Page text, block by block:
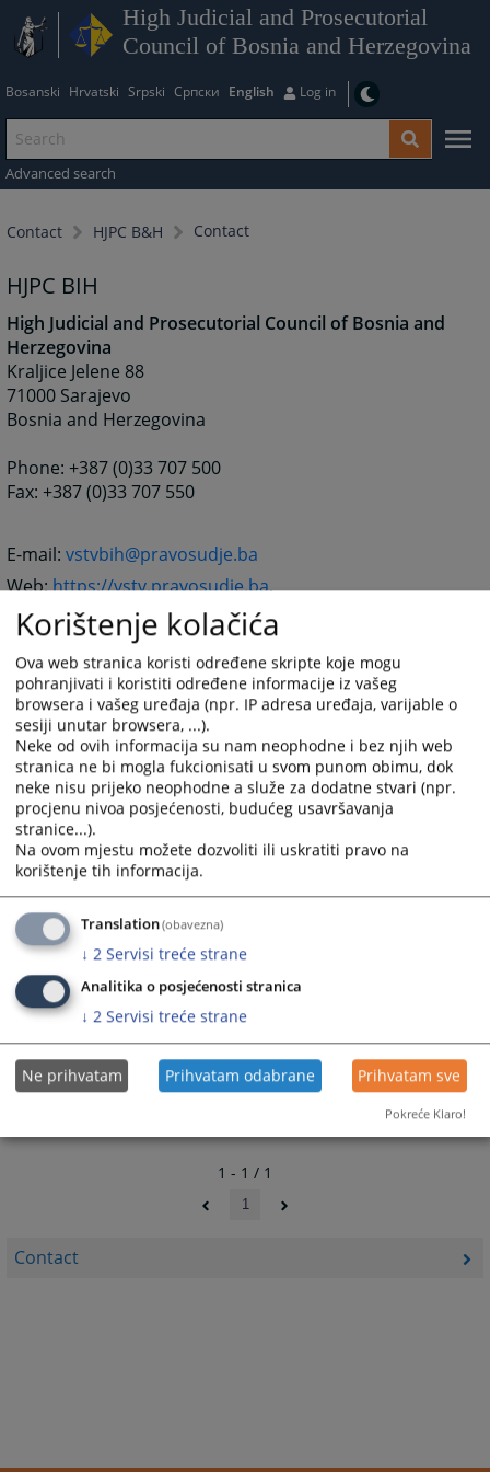
High Judicial and Prosecutorial
Council of Bosnia and Herzegovina
Bosanski Hrvatski Srpski Српски English Log in
Advanced search
Contact HJPC B&H Contact
Contact
HJPC BIH
High Judicial and Prosecutorial Council of Bosnia and
Herzegovina
Kraljice Jelene 88
71000 Sarajevo
Bosnia and Herzegovina
Phone: +387 (0)33 707 500
Fax: +387 (0)33 707 550
E-mail:vstvbih@pravosudje.ba
Web:https://vstv.pravosudje.ba,
https://vsts.pravosudje.ba
,https://hjpc.pravosudje.ba
Office of the Disciplinary Counsel– Contact phone
complainants: +387 (0)33 707 543 – available on
working days from 10:00 to 12:00.
Contact phone for inquiriesregarding the public
vacancy procedure for judicial office holders: +387
(0)33 707 510 or +387 (0)33 704 657
Contact phone for inquiriesregarding ethics and
integrity: +387 (0)33 704 607 or +387 (0)33 704 608
743 VIEWS
1 - 1 / 1
1
Korištenje kolačića
Ova web stranica koristi određene skripte koje mogu
pohranjivati i koristiti određene informacije iz vašeg
browsera i vašeg uređaja (npr. IP adresa uređaja, varijable o
sesiji unutar browsera, ...).
Neke od ovih informacija su nam neophodne i bez njih web
stranica ne bi mogla fukcionisati u svom punom obimu, dok
neke nisu prijeko neophodne a služe za dodatne stvari (npr.
procjenu nivoa posjećenosti, budućeg usavršavanja
stranice...).
Na ovom mjestu možete dozvoliti ili uskratiti pravo na
korištenje tih informacija.
Translation(obavezna)
↓ 2 Servisi treće strane
Analitika o posjećenosti stranica
↓ 2 Servisi treće strane
Ne prihvatam Prihvatam odabrane Prihvatam sve
Pokreće Klaro!